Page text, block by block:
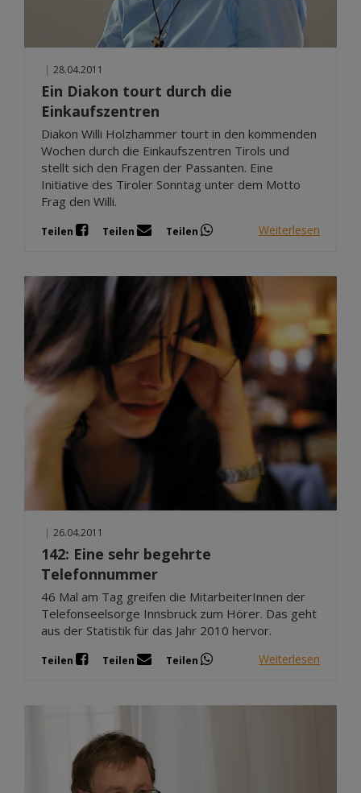
| 28.04.2011
Ein Diakon tourt durch die
Einkaufszentren
Diakon Willi Holzhammer tourt in den kommenden
Wochen durch die Einkaufszentren Tirols und
stellt sich den Fragen der Passanten. Eine
Initiative des Tiroler Sonntag unter dem Motto
Frag den Willi.
Teilen Teilen Teilen Weiterlesen
| 26.04.2011
142: Eine sehr begehrte
Telefonnummer
46 Mal am Tag greifen die MitarbeiterInnen der
Telefonseelsorge Innsbruck zum Hörer. Das geht
aus der Statistik für das Jahr 2010 hervor.
Teilen Teilen Teilen Weiterlesen